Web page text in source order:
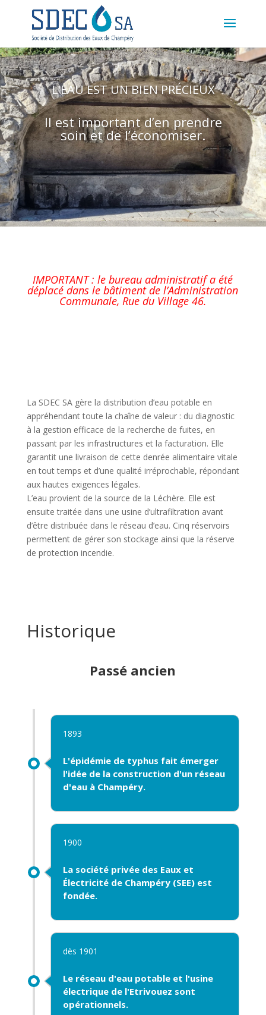
L'EAU EST UN BIEN PRÉCIEUX
Il est important d’en prendre
soin et de l’économiser.
Clics
IMPORTANT : le bureau administratif a été
déplacé dans le bâtiment de l’Administration
Communale, Rue du Village 46.
La SDEC SA gère la distribution d’eau potable en
appréhendant toute la chaîne de valeur : du diagnostic
à la gestion efficace de la recherche de fuites, en
passant par les infrastructures et la facturation. Elle
garantit une livraison de cette denrée alimentaire vitale
en tout temps et d’une qualité irréprochable, répondant
aux hautes exigences légales.
L’eau provient de la source de la Léchère. Elle est
ensuite traitée dans une usine d’ultrafiltration avant
d’être distribuée dans le réseau d’eau. Cinq réservoirs
permettent de gérer son stockage ainsi que la réserve
de protection incendie.
Historique
Passé ancien
1893
L'épidémie de typhus fait émerger
l'idée de la construction d'un réseau
d'eauà Champéry.
1900
La société privée des Eaux et
Électricité de Champéry(SEE) est
fondée.
dès 1901
Le réseau d'eau potableet l'usine
électriquede l'Etrivouez sont
opérationnels.